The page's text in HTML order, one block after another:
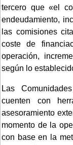
tercero que «el
endeudamiento,
las comisiones
coste de
operación,
según lo
Las
cuenten con
asesoramiento
momento de la
con base en la